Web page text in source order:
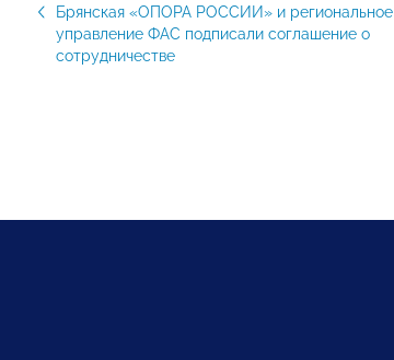
Брянская «ОПОРА РОССИИ» и региональное
управление ФАС подписали соглашение о
сотрудничестве